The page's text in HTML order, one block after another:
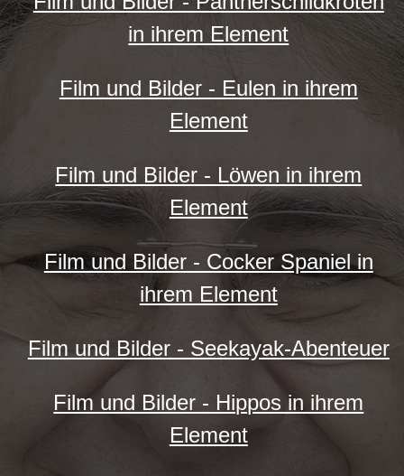
in ihrem Element
Film und Bilder - Eulen in ihrem
Element
Film und Bilder - Löwen in ihrem
Element
Film und Bilder - Cocker Spaniel in
ihrem Element
Film und Bilder - Seekayak-Abenteuer
Film und Bilder - Hippos in ihrem
Element